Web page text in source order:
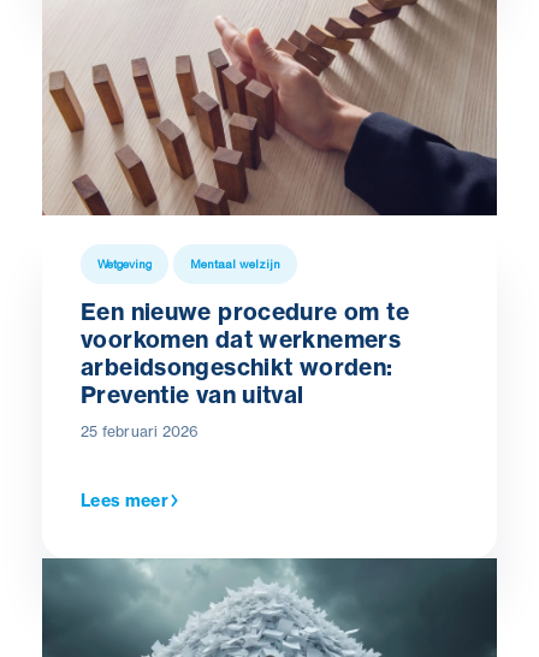
eerder te maken met de inhoud,
want ik kan mezelf er niet meer in
terugvinden. Het werk heeft voor
mij geen zin. Het past niet meer
bij me. Ik ben al mijn motivatie
kwijtgeraakt. Ik voel me enkel
nog “uitvoerder”, want het werk
moet nu eenmaal gebeuren, maar
daar stopt het ook.”
Wetgeving Mentaal welzijn
Een nieuwe procedure om te
voorkomen dat werknemers
arbeidsongeschikt worden:
Preventie van uitval
25 februari 2026
Lees meer